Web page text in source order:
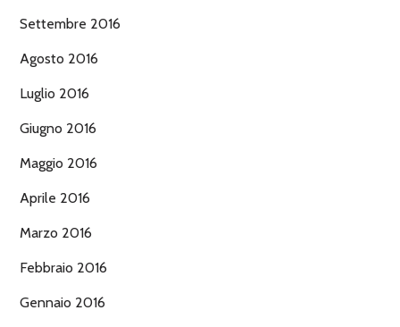
Settembre 2016
Agosto 2016
Luglio 2016
Giugno 2016
Maggio 2016
Aprile 2016
Marzo 2016
Febbraio 2016
Gennaio 2016